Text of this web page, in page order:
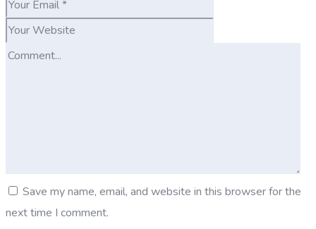
Save my name, email, and website in this browser for the
next time I comment.